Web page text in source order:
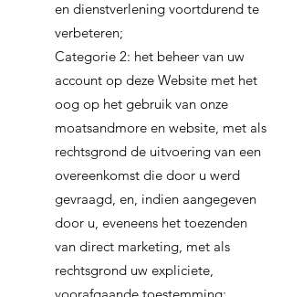
en dienstverlening voortdurend te
verbeteren;
Categorie 2: het beheer van uw
account op deze Website met het
oog op het gebruik van onze
moatsandmore en website, met als
rechtsgrond de uitvoering van een
overeenkomst die door u werd
gevraagd, en, indien aangegeven
door u, eveneens het toezenden
van direct marketing, met als
rechtsgrond uw expliciete,